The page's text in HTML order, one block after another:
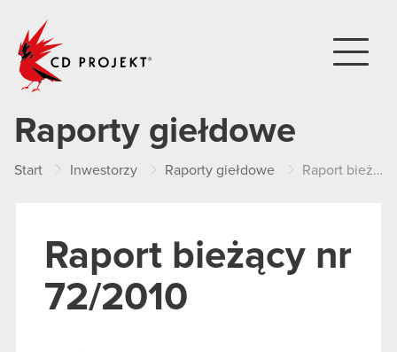
Raporty giełdowe
Start Inwestorzy Raporty giełdowe Raport bieżący nr 72/2010
Raport bieżący nr
72/2010